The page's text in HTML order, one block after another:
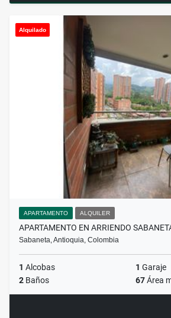
Alquilado
APARTAMENTO ALQUILER
APARTAMENTO EN ARRIENDO
Sabaneta, Antioquia, Colombia
1 Alcobas 1 Garaje
2 Baños 67Área